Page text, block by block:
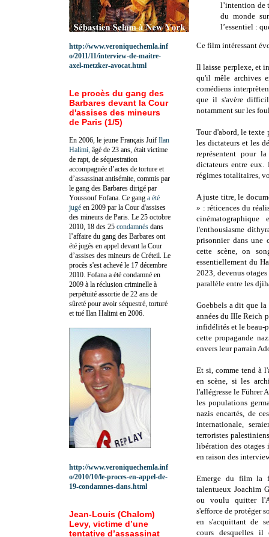
l’intention de
du monde
l’essentiel :
Ce film intéressant
Il laisse perplexe, et
qu'il mêle archives
comédiens
que il s'avère
notamment sur les
Tour d'abord, le texte
les dictateurs et les
représentent pour
dictateurs entre eux.
régimes totalitaires,
A juste titre, le
» : réticences du
l'enthousiasme
prisonnier dans une
cette scène, on
essentiellement du
2023, devenus
parallèle entre les
Goebbels a dit que
années du IIIe Reich
infidélités et le beau-
cette propagande
envers leur parrain
Et si, comme tend à
en scène, si les
l'allégresse le Führer
les populations
nazis encartés, de
internationale,
terroristes
libération des otages
en raison des
Emerge du film la
talentueux Joachim
ou voulu quitter
s'efforce de protéger
en s'acquittant de
cours desquelles il
http://www.veroniquechemla.inf
o/2011/11/interview-de-maitre-
axel-metzker-avocat.html
Le procès du gang des
Barbares devant la Cour
d'assises des mineurs
de Paris (1/5)
En 2006, le jeune Français Juif Ilan
Halimi, âgé de 23 ans, était victime
de rapt, de séquestration
accompagnée d’actes de torture et
d’assassinat antisémite, commis par
le gang des Barbares dirigé par
Youssouf Fofana. Ce gang a été
jugé en 2009 par la Cour d'assises
des mineurs de Paris. Le 25 octobre
2010, 18 des 25 condamnés dans
l’affaire du gang des Barbares ont
été jugés en appel devant la Cour
d’assises des mineurs de Créteil. Le
procès s'est achevé le 17 décembre
2010. Fofana a été condamné en
2009 à la réclusion criminelle à
perpétuité assortie de 22 ans de
sûreté pour avoir séquestré, torturé
et tué Ilan Halimi en 2006.
http://www.veroniquechemla.inf
o/2010/10/le-proces-en-appel-de-
19-condamnes-dans.html
Jean-Louis (Chalom)
Levy, victime d’une
tentative d’assassinat